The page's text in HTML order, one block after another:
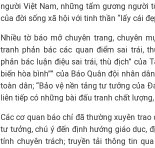
người Việt Nam, những tấm gương người
của đời sống xã hội với tinh thần “lấy cái
Nhiều tờ báo mở chuyên trang, chuyên
tranh phản bác các quan điểm sai trái,
phản bác luận điệu sai trái, thù địch” của
biến hòa bình”” của Báo Quân đội nhân
toàn dân; “Bảo vệ nền tảng tư tưởng của
liên tiếp có những bài đấu tranh chất
Các cơ quan báo chí đã thường xuyên
tư tưởng, chú ý đến định hướng giáo dục,
tính chuyên trách; truyền tải thông tin